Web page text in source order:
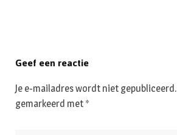
Geef een reactie
Je e-mailadres wordt niet gepubliceerd.
gemarkeerd met *